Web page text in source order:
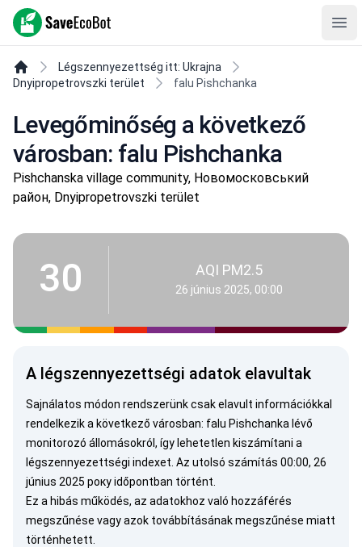
SaveEcoBot
Légszennyezettség itt: Ukrajna
Dnyipropetrovszki terület
falu Pishchanka
Levegőminőség a következő
városban: falu Pishchanka
Pishchanska village community, Новомосковський
район, Dnyipropetrovszki terület
30 AQI PM2.5
26 június 2025, 00:00
A légszennyezettségi adatok elavultak
Sajnálatos módon rendszerünk csak elavult információkkal
rendelkezik a következő városban: falu Pishchanka lévő
monitorozó állomásokról, így lehetetlen kiszámítani a
légszennyezettségi indexet. Az utolsó számítás 00:00, 26
június 2025 року időpontban történt.
Ez a hibás működés, az adatokhoz való hozzáférés
megszűnése vagy azok továbbításának megszűnése miatt
történhetett.